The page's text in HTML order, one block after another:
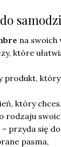
na swoich
które
produkt,
który
rodzaju
– przyda się
pasma,